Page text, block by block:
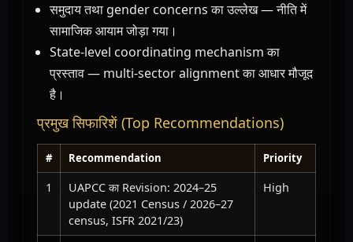
समुदाय तथा gender concerns का उल्लेख — नीति में
सामाजिक आयाम जोड़ा गया।
State-level coordinating mechanism का
प्रस्ताव — multi-sector alignment का आधार मौजूद
है।
प्रमुख सिफारिशें (Top Recommendations)
# Recommendation Priority
1
UAPCC का Revision: 2024–25
update (2021 Census / 2026–27
census, ISFR 2021/23)
High